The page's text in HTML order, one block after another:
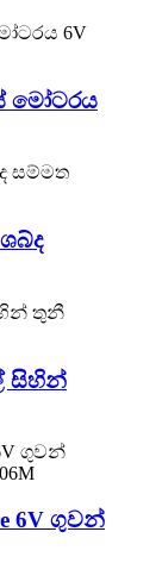
මෝටරය
සිහින්
6V ගුවන්